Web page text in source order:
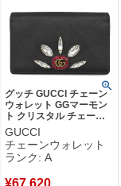
グッチ GUCCI チェーン
ウォレット GGマーモン
ト クリスタル チェーン
ウォレット レザー ブラ
ック ヴィンテージ金具
黒 ダブルG GG クラッチ
499782 【中古】中古美
GUCCI
チェーンウォレット
ランク: A
¥67,620